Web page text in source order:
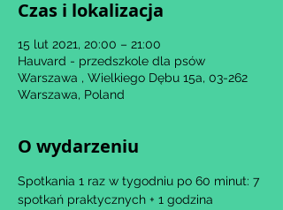
Czas i lokalizacja
15 lut 2021, 20:00 – 21:00
Hauvard - przedszkole dla psów
Warszawa , Wielkiego Dębu 15a, 03-262
Warszawa, Poland
O wydarzeniu
Spotkania 1 raz w tygodniu po 60 minut: 7
spotkań praktycznych + 1 godzina